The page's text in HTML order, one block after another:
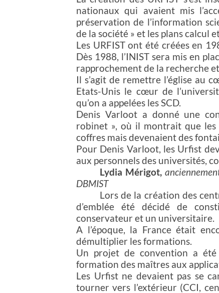
nationaux qui avaient mis
préservation de l’information
de la société » et les plans calcul
Les URFIST ont été créées en
Dès 1988, l’INIST sera mis en
rapprochement de la recherche et
Il s’agit de remettre l’église au
Etats-Unis le cœur de
qu’on a appelées les SCD.
Denis Varloot a donné une
robinet », où il montrait que les
coffres mais devenaient des
Pour Denis Varloot, les Urfist
aux personnels des universités,
Lydia Mérigot,
DBMIST
Lors de la création des
d’emblée été décidé de
conservateur et un universitaire.
A l’époque, la France était
démultiplier les formations.
Un projet de convention a
formation des maîtres aux
Les Urfist ne devaient pas se
tourner vers l’extérieur (CCI,